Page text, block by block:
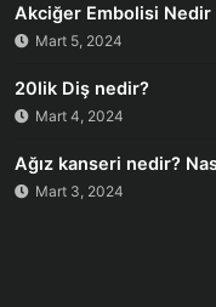
Akciğer Embolisi Nedir
Mart 5, 2024
20lik Diş nedir?
Mart 4, 2024
Ağız kanseri nedir?
Mart 3, 2024